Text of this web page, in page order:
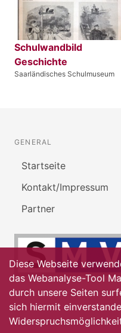
Schulwandbild
Geschichte
Saarländisches Schulmuseum
GENERAL
Startseite
Kontakt/Impressum
Partner
Diese Webseite
das Webanalyse-Tool
durch unsere Seiten
sich hiermit